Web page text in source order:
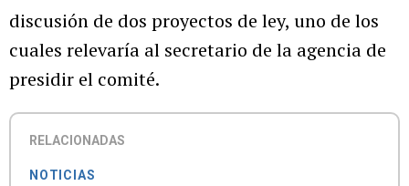
discusión de dos proyectos de ley, uno de los
cuales relevaría al secretario de la agencia de
presidir el comité.
RELACIONADAS
NOTICIAS